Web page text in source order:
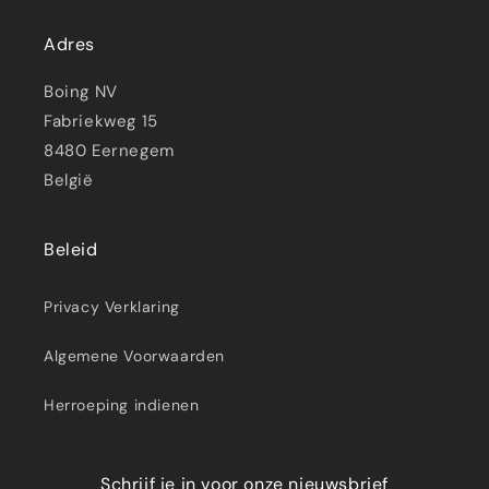
Adres
Boing NV
Fabriekweg 15
8480 Eernegem
België
Beleid
Privacy Verklaring
Algemene Voorwaarden
Herroeping indienen
Schrijf je in voor onze nieuwsbrief